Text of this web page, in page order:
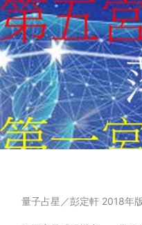
量子占星／彭定軒 2018年